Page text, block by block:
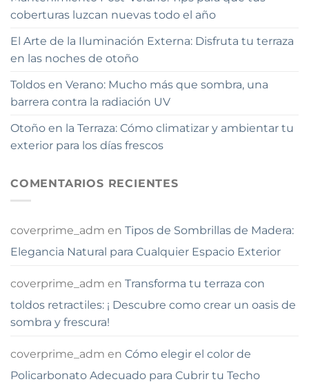
coberturas luzcan nuevas todo el año
El Arte de la Iluminación Externa: Disfruta tu terraza
en las noches de otoño
Toldos en Verano: Mucho más que sombra, una
barrera contra la radiación UV
Otoño en la Terraza: Cómo climatizar y ambientar tu
exterior para los días frescos
COMENTARIOS RECIENTES
coverprime_adm en Tipos de Sombrillas de Madera:
Elegancia Natural para Cualquier Espacio Exterior
coverprime_adm en Transforma tu terraza con
toldos retractiles: ¡ Descubre como crear un oasis de
sombra y frescura!
coverprime_adm en Cómo elegir el color de
Policarbonato Adecuado para Cubrir tu Techo